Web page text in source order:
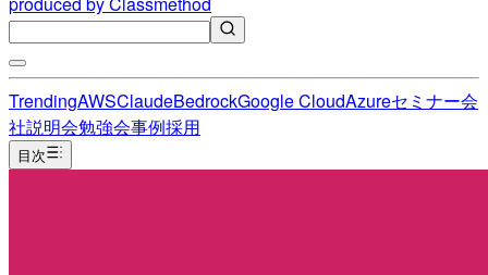
TrendingAWSClaudeBedrockGoogle CloudAzureセミナー会
社説明会勉強会事例採用
目次